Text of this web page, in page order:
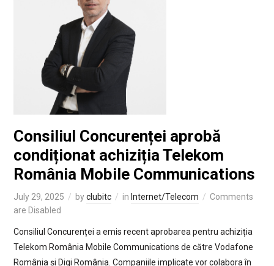
Consiliul Concurenței aprobă
condiționat achiziția Telekom
România Mobile Communications
July 29, 2025 byclubitc in Internet/Telecom
Comments
are Disabled
Consiliul Concurenței a emis recent aprobarea pentru achiziția
Telekom România Mobile Communications de către Vodafone
România și Digi România. Companiile implicate vor colabora în